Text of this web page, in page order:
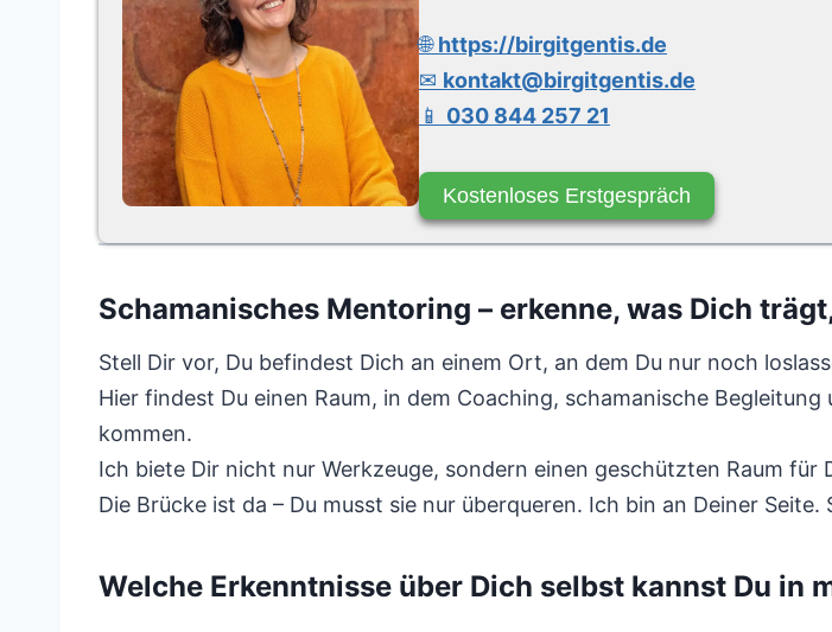
🌐https://birgitgentis.de
✉ kontakt@birgitgentis.de
📱 030 844 257 21
Kostenloses Erstgespräch
Schamanisches Mentoring – erkenne, was Dich
Stell Dir vor, Du befindest Dich an einem Ort, an dem Du nur noch
Hier findest Du einen Raum, in dem Coaching, schamanische
kommen.
Ich biete Dir nicht nur Werkzeuge, sondern einen geschützten Raum für
Die Brücke ist da – Du musst sie nur überqueren. Ich bin an Deiner Seite.
Welche Erkenntnisse über Dich selbst kannst Du in